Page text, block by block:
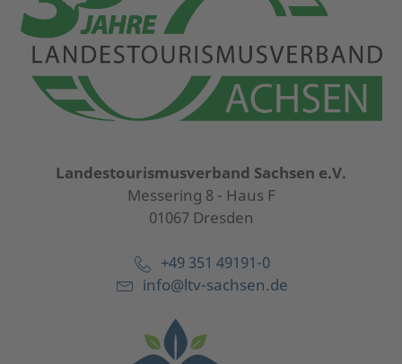
Landestourismusverband Sachsen e.V.
Messering 8 - Haus F
01067 Dresden
+49 351 49191-0
info@ltv-sachsen.de